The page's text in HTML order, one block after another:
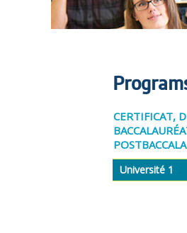
CERTIFICAT,
Université 1